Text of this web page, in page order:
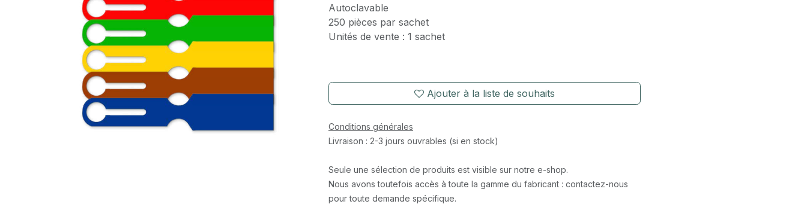
Autoclavable
250 pièces par sachet
Unités de vente : 1 sachet
Ajouter à la liste de souhaits
Conditions générales
Livraison : 2-3 jours ouvrables (si en stock)
Seule une sélection de produits est visible sur notre e-shop.
Nous avons toutefois accès à toute la gamme du fabricant : contactez-nous
pour toute demande spécifique.